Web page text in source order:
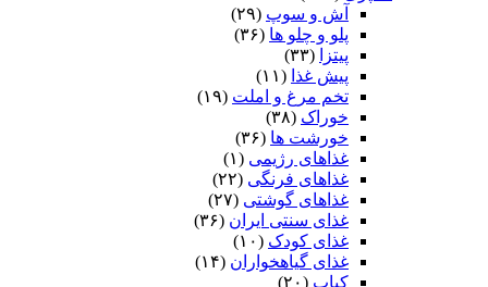
آش و سوپ (۲۹)
پلو و چلو ها (۳۶)
پیتزا
(۳۳)
پیش غذا (۱۱)
تخم مرغ و املت (۱۹)
خوراک (۳۸)
خورشت ها (۳۶)
غذاهای رژیمی (۱)
غذاهای فرنگی (۲۲)
غذاهای گوشتی (۲۷)
غذای سنتی ایران (۳۶)
غذای کودک (۱۰)
غذای گیاهخواران (۱۴)
کباب (۲۰)